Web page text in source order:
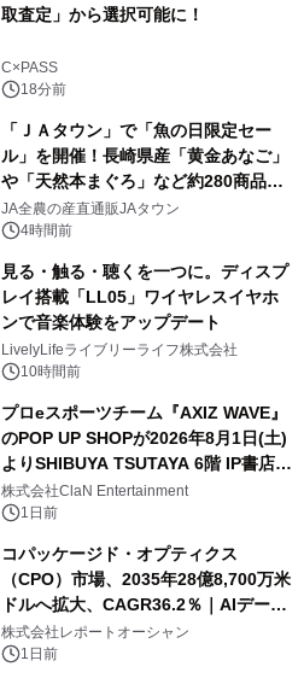
取査定」から選択可能に！
C×PASS
18分前
「ＪＡタウン」で「魚の日限定セー
ル」を開催！長崎県産「黄金あなご」
や「天然本まぐろ」など約280商品を
販売！～毎月１０日の定例企画～
JA全農の産直通販JAタウン
4時間前
見る・触る・聴くを一つに。ディスプ
レイ搭載「LL05」ワイヤレスイヤホ
ンで音楽体験をアップデート
LivelyLifeライブリーライフ株式会社
10時間前
プロeスポーツチーム『AXIZ WAVE』
のPOP UP SHOPが2026年8月1日(土)
よりSHIBUYA TSUTAYA 6階 IP書店で
開催決定！！
株式会社ClaN Entertainment
1日前
コパッケージド・オプティクス
（CPO）市場、2035年28億8,700万米
ドルへ拡大、CAGR36.2％｜AIデータ
センター・高速光通信需要が成長を加
速
株式会社レポートオーシャン
1日前